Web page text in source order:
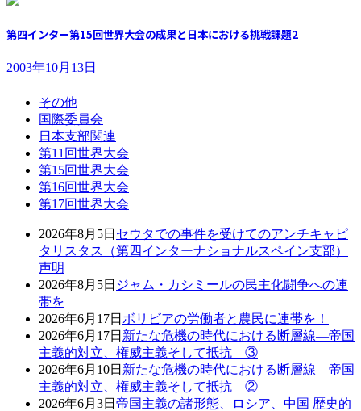
第四インター第15回世界大会の成果と日本における挑戦課題2
2003年10月13日
その他
国際委員会
日本支部関連
第11回世界大会
第15回世界大会
第16回世界大会
第17回世界大会
2026年8月5日 セウタでの事件を受けてのアンチキャピ
タリスタス（第四インターナショナルスペイン支部）
声明
2026年8月5日 ジャム・カシミールの民主化闘争への連
帯を
2026年6月17日 ボリビアの労働者と農民に連帯を！
2026年6月17日 新たな危機の時代における断層線―帝国
主義的対立、権威主義そして抵抗 ③
2026年6月10日 新たな危機の時代における断層線―帝国
主義的対立、権威主義そして抵抗 ②
2026年6月3日 帝国主義の諸形態、ロシア、中国 歴史的